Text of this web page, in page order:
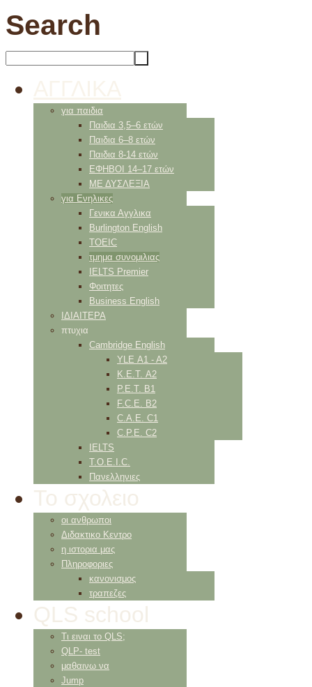
Search
για παιδια
Παιδια 3,5–6 ετών
Παιδια 6–8 ετών
Παιδια 8-14 ετών
ΕΦΗΒΟΙ 14–17 ετών
ΜΕ ΔΥΣΛΕΞΙΑ
για Ενηλικες
Γενικα Αγγλικα
Burlington English
TOEIC
τμημα συνομιλιας
IELTS Premier
Φοιτητες
Business English
ΙΔΙΑΙΤΕΡΑ
πτυχια
Cambridge English
YLE Α1 - Α2
K.E.T. Α2
P.E.T. Β1
F.C.E. Β2
C.A.E. C1
C.P.E. C2
IELTS
Τ.Ο.Ε.Ι.C.
Πανελληνιες
Το σχολειο
οι ανθρωποι
Διδακτικο Κεντρο
η ιστορια μας
Πληροφοριες
κανονισμος
τραπεζες
QLS school
Τι ειναι το QLS;
QLP- test
μαθαινω να
Jump